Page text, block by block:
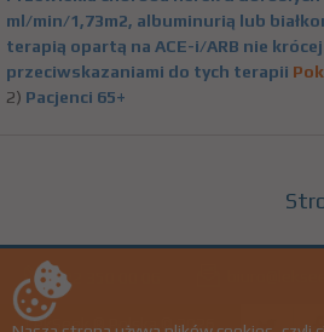
ml/min/1,73m2, albuminurią lub
terapią opartą na ACE-i/ARB nie
przeciwskazaniami do tych terapii
2) Pacjenci 65+
+22 350 00 06
LekSeek ® Polska © 2026